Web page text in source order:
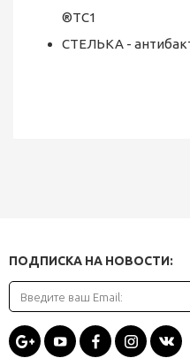
®TC1
СТЕЛЬКА -
ПОДПИСКА НА НОВОСТИ: